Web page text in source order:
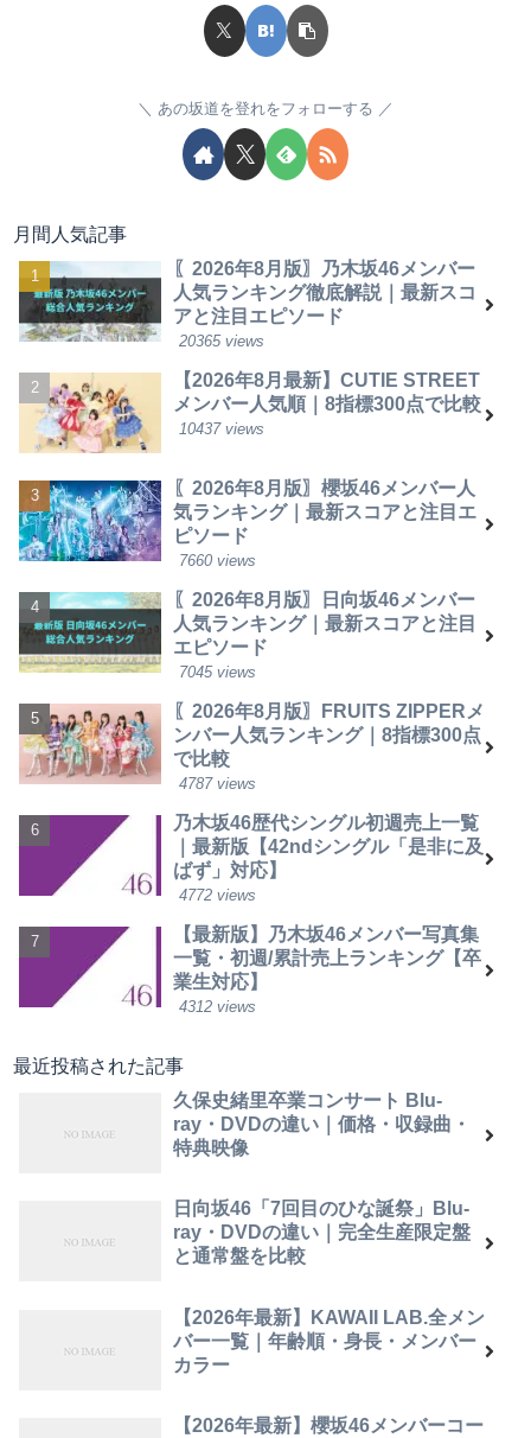
あの坂道を登れをフォローする
月間人気記事
〖2026年8月版〗乃木坂46メンバー
人気ランキング徹底解説｜最新スコ
アと注目エピソード
20365 views
【2026年8月最新】CUTIE STREET
メンバー人気順｜8指標300点で比較
10437 views
〖2026年8月版〗櫻坂46メンバー人
気ランキング｜最新スコアと注目エ
ピソード
7660 views
〖2026年8月版〗日向坂46メンバー
人気ランキング｜最新スコアと注目
エピソード
7045 views
〖2026年8月版〗FRUITS ZIPPERメ
ンバー人気ランキング｜8指標300点
で比較
4787 views
乃木坂46歴代シングル初週売上一覧
｜最新版【42ndシングル「是非に及
ばず」対応】
4772 views
【最新版】乃木坂46メンバー写真集
一覧・初週/累計売上ランキング【卒
業生対応】
4312 views
最近投稿された記事
久保史緒里卒業コンサート Blu-
ray・DVDの違い｜価格・収録曲・
特典映像
日向坂46「7回目のひな誕祭」Blu-
ray・DVDの違い｜完全生産限定盤
と通常盤を比較
【2026年最新】KAWAII LAB.全メン
バー一覧｜年齢順・身長・メンバー
カラー
【2026年最新】櫻坂46メンバーコー